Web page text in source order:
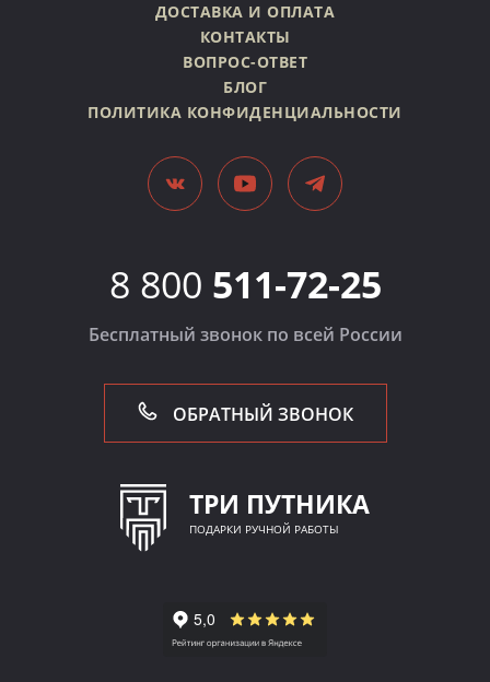
ДОСТАВКА И ОПЛАТА
КОНТАКТЫ
ВОПРОС-ОТВЕТ
БЛОГ
ПОЛИТИКА КОНФИДЕНЦИАЛЬНОСТИ
8 800 511-72-25
Бесплатный звонок по всей России
ОБРАТНЫЙ ЗВОНОК
ТРИ ПУТНИКА
ПОДАРКИ РУЧНОЙ РАБОТЫ